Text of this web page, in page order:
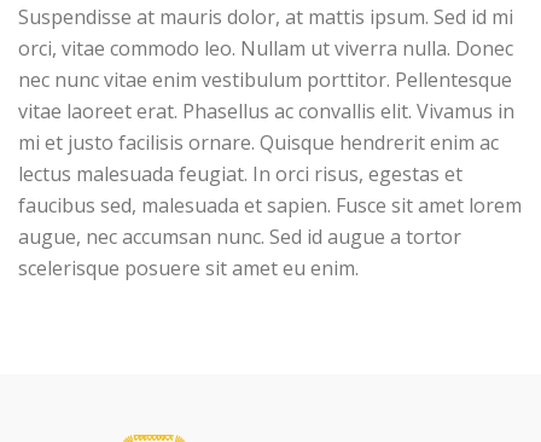
Suspendisse at mauris dolor, at mattis ipsum. Sed id mi
orci, vitae commodo leo. Nullam ut viverra nulla. Donec
nec nunc vitae enim vestibulum porttitor. Pellentesque
vitae laoreet erat. Phasellus ac convallis elit. Vivamus in
mi et justo facilisis ornare. Quisque hendrerit enim ac
lectus malesuada feugiat. In orci risus, egestas et
faucibus sed, malesuada et sapien. Fusce sit amet lorem
augue, nec accumsan nunc. Sed id augue a tortor
scelerisque posuere sit amet eu enim.